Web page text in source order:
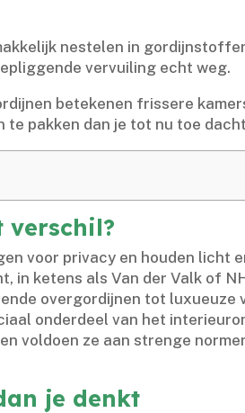
nestelen in
vervuiling echt weg.​
betekenen frissere
te pakken dan je tot nu toe
verschil?
voor privacy en houden licht
in ketens als Van der Valk of
overgordijnen tot luxueuze
onderdeel van het
voldoen ze aan strenge
je denkt